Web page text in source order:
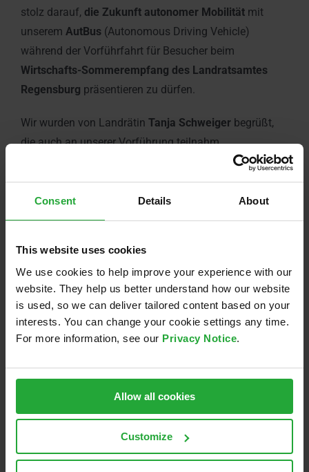
Consent Details About
This website uses cookies
We use cookies to help improve your experience with our
website. They help us better understand how our website
is used, so we can deliver tailored content based on your
interests. You can change your cookie settings any time.
For more information, see our Privacy Notice.
Allow all cookies
Customize
stolz darauf, die Zukunft autonomer Mobilität mit
unserem AutBus (Autonomous Driving Vehicle)
während der Vorführfahrt für Besucher beim
Wirtschafts-Sommerempfang des Landratsamtes
Regensburg präsentieren zu dürfen.
Wir wurden von Landrätin Tanja Schweiger begrüßt,
die auch an unserer Vorführung teilnahm.
Es war uns außerdem eine große Freude, eine Keynote-
Rede zum Thema
„Die Zukunft des autonomen
Die Veranstaltung bot eine wertvolle Gelegenheit, Ideen
mit Vertretern verschiedener lokaler Unternehmen
auszutauschen und unseren Ansatz für automatisierte
Mobilität vorzustellen.
freuen uns darauf, den Dialog fortzusetzen und die
Zukunft der Mobilität voranzutreiben.